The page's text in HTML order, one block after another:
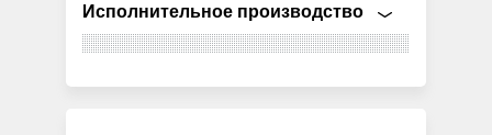
Исполнительное производство